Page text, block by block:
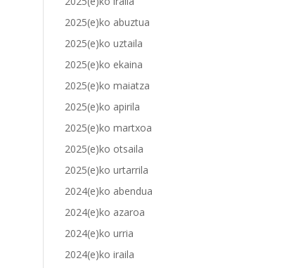
2025(e)ko abuztua
2025(e)ko uztaila
2025(e)ko ekaina
2025(e)ko maiatza
2025(e)ko apirila
2025(e)ko martxoa
2025(e)ko otsaila
2025(e)ko urtarrila
2024(e)ko abendua
2024(e)ko azaroa
2024(e)ko urria
2024(e)ko iraila